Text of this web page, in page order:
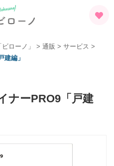
ローノ」 > 通販 > サービス >
建編」
ナーPRO9「戸建